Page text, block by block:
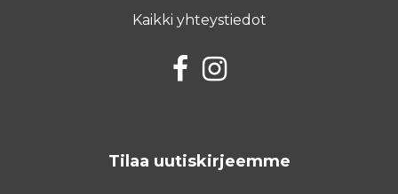
Kaikki yhteystiedot
FacebookInstagram
Tilaa uutiskirjeemme